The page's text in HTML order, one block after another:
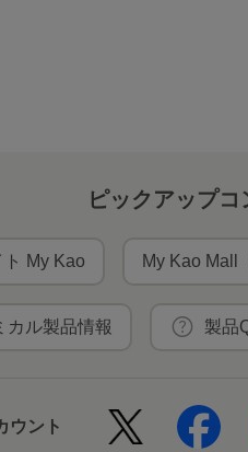
ピックアップコ
My Kao My Kao Mall
カル製品情報 製品
ウント